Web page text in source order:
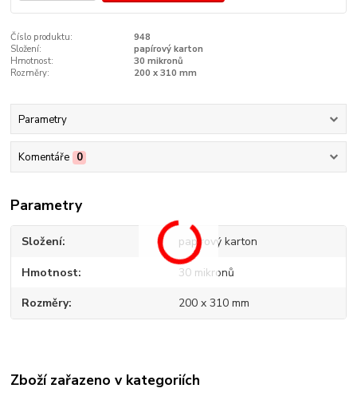
Číslo produktu:
948
Složení:
papírový karton
Hmotnost:
30 mikronů
Rozměry:
200 x 310 mm
Parametry
Komentáře 0
Parametry
Složení papírový karton
Hmotnost 30 mikronů
Rozměry 200 x 310 mm
Zboží zařazeno v kategoriích